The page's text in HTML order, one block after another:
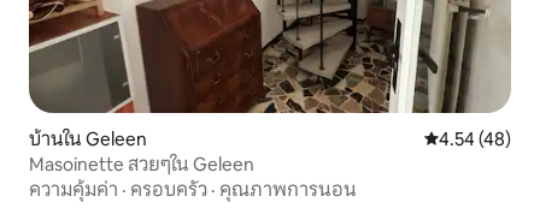
บ้านใน Geleen คะแนนเฉลี่ย
4.54 (48)
Masoinette สวยๆใน Geleen
ความคุ้มค่า · ครอบครัว · คุณภาพการนอน